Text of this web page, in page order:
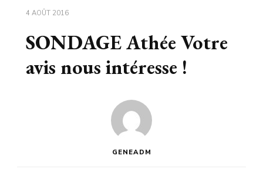
4 AOÛT 2016
SONDAGE Athée Votre
avis nous intéresse !
GENEADM